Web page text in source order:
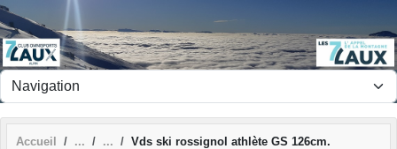
Accueil Vds ski rossignol athlète GS 126cm.
Panneau de gestion des cookies